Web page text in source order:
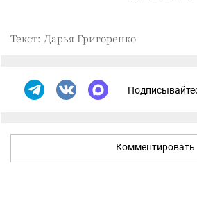
Текст: Дарья Григоренко
Комментировать